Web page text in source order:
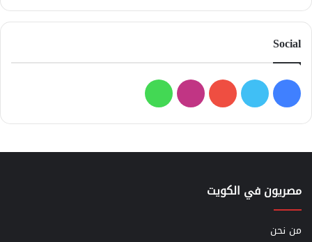
Social
فيسبوك
تويتر يوتيوبانستقرامواتساب
مصريون في الكويت
من نحن